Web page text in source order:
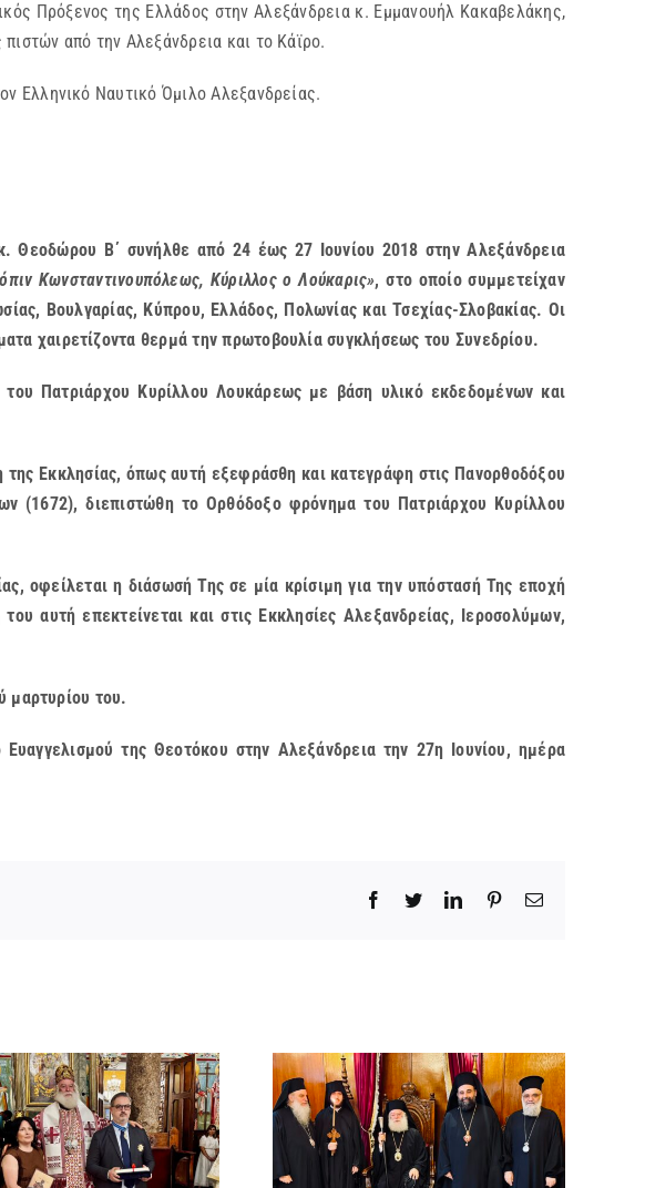
Πρόξενος της Ελλάδος στην Αλεξάνδρεια κ. Εμμανουήλ Κακαβελάκης,
από την Αλεξάνδρεια και το Κάϊρο.
Ελληνικό Ναυτικό Όμιλο Αλεξανδρείας.
Β΄ συνήλθε από 24 έως 27 Ιουνίου 2018 στην Αλεξάνδρεια
Κωνσταντινουπόλεως, Κύριλλος ο Λούκαρις», στο οποίο συμμετείχαν
Βουλγαρίας, Κύπρου, Ελλάδος, Πολωνίας και Τσεχίας-Σλοβακίας. Οι
χαιρετίζοντα θερμά την πρωτοβουλία συγκλήσεως του Συνεδρίου.
Πατριάρχου Κυρίλλου Λουκάρεως με βάση υλικό εκδεδομένων και
Εκκλησίας, όπως αυτή εξεφράσθη και κατεγράφη στις Πανορθοδόξου
(1672), διεπιστώθη το Ορθόδοξο φρόνημα του Πατριάρχου Κυρίλλου
οφείλεται η διάσωσή Της σε μία κρίσιμη για την υπόστασή Της εποχή
αυτή επεκτείνεται και στις Εκκλησίες Αλεξανδρείας, Ιεροσολύμων,
μαρτυρίου του.
της Θεοτόκου στην Αλεξάνδρεια την 27η Ιουνίου, ημέρα
Facebook
TwitterLinkedInPinterestEmail
Νέος Μοναχός στο